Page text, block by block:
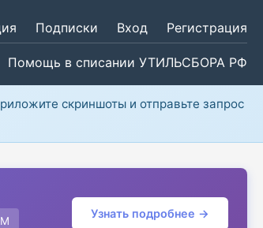
Подписки Вход Регистрация
Помощь в списании УТИЛЬСБОРА РФ
скриншоты и отправьте запрос
Узнать подробнее →